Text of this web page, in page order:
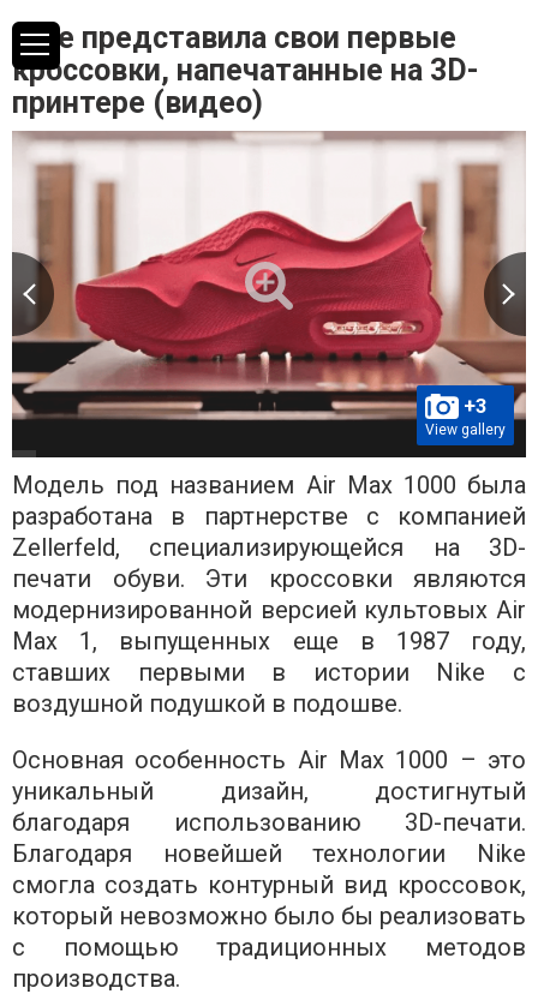
Nike представила свои первые
кроссовки, напечатанные на 3D-
принтере (видео)
+3
View gallery
Модель под названием Air Max 1000 была
разработана в партнерстве с компанией
Zellerfeld, специализирующейся на 3D-
печати обуви. Эти кроссовки являются
модернизированной версией культовых Air
Max 1, выпущенных еще в 1987 году,
ставших первыми в истории Nike с
воздушной подушкой в ​​подошве.
Основная особенность Air Max 1000 – это
уникальный дизайн, достигнутый
благодаря использованию 3D-печати.
Благодаря новейшей технологии Nike
смогла создать контурный вид кроссовок,
который невозможно было бы реализовать
с помощью традиционных методов
производства.